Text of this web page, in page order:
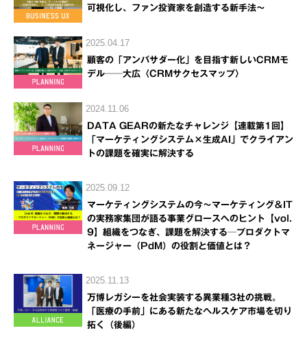
可視化し、ファン投資家を創造する新手法～
2025.04.17
顧客の「アンバサダー化」を目指す新しいCRMモ
デル──大広〈CRMサクセスマップ〉
2024.11.06
DATA GEARの新たなチャレンジ【連載第1回】
「マーケティングシステム×生成AI」でクライアン
トの課題を確実に解決する
2025.09.12
マーケティングシステムの今～マーケティング＆IT
の実務家集団が語る事業グロースへのヒント【vol.
9】組織をつなぎ、課題を解決する─プロダクトマ
ネージャー（PdM）の役割と価値とは？
2025.11.13
万博レガシーを社会実装する異業種3社の挑戦。
「医療の手前」にある新たなヘルスケア市場を切り
拓く（後編）